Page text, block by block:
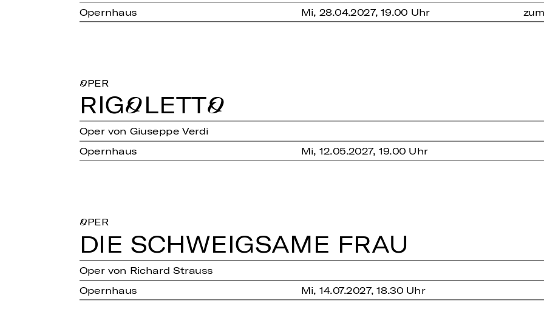
Opernhaus
Mi, 28.04.2027, 19.00 Uhr
OPER
RI­GO­LET­TO
Oper von Giuseppe Verdi
Opernhaus
Mi, 12.05.2027, 19.00 Uhr
OPER
DIE SCHWEIG­SA­ME FRAU
Oper von Richard Strauss
Opernhaus
Mi, 14.07.2027, 18.30 Uhr